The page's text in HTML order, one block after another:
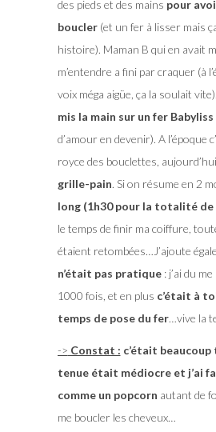
des pieds et des mains pour
boucler(et un fer à lisser mais
histoire). Maman B qui en avait
m’entendre a fini par craquer (à
voix méga aigüe, ça la soulait
mis la main sur un fer Babyliss
d’amour en devenir). A l’époque
royce des bouclettes, aujourd’hui
grille-pain. Si on résume en 2
long (1h30 pour la totalité de
le temps de finir ma coiffure,
étaient retombées…J’ajoute
n’était pas pratique: j’ai du
1000 fois, et en plus c’était à
temps de pose du fer…vive la
-> Constat : c’était
tenue était médiocre et j’ai
comme un popcorn autant de
me boucler les cheveux…